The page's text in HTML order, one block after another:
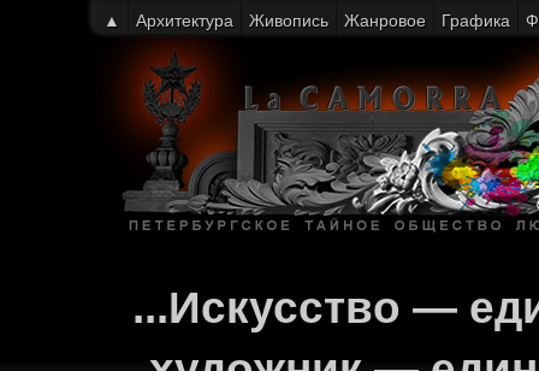
...Искусство —
▲ Архитектура Живопись Жанровое Графика